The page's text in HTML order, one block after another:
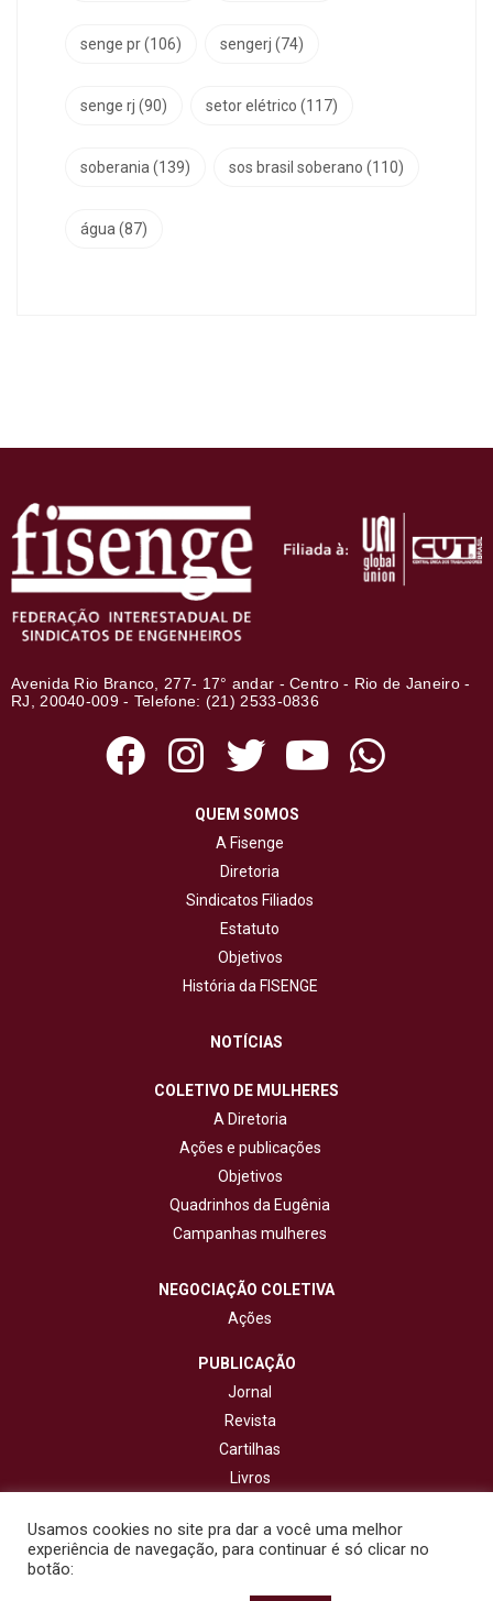
senge pr(106) sengerj (74)
senge rj (90) setor elétrico (117)
soberania(139) sos brasil soberano (110)
água(87)
Avenida Rio Branco, 277- 17° andar - Centro - Rio de Janeiro -
RJ, 20040-009 - Telefone: (21) 2533-0836
QUEM SOMOS
A Fisenge
Diretoria
Sindicatos Filiados
Estatuto
Objetivos
História da FISENGE
NOTÍCIAS
COLETIVO DE MULHERES
A Diretoria
Ações e publicações
Objetivos
Quadrinhos da Eugênia
Campanhas mulheres
NEGOCIAÇÃO COLETIVA
Ações
PUBLICAÇÃO
Jornal
Revista
Cartilhas
Livros
CONTATO
Usamos cookies no site pra dar a você uma melhor
experiência de navegação, para continuar é só clicar no
botão: